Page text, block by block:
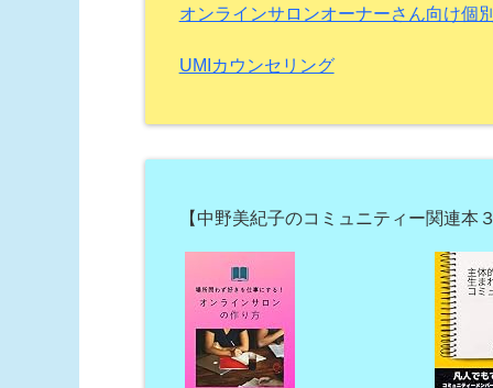
オンラインサロンオーナーさん向け個
UMIカウンセリング
【中野美紀子のコミュニティー関連本